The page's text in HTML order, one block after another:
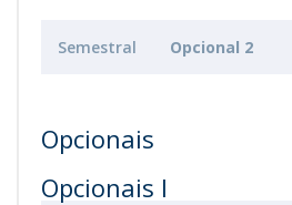
Semestral Opcional 2
Opcionais
Opcionais I